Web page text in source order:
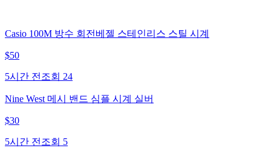
Casio 100M 방수 회전베젤 스테인리스 스틸 시계
$50
5시간 전 조회 24
Nine West 메시 밴드 심플 시계 실버
$30
5시간 전 조회 5